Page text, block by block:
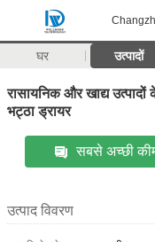
घर उत्पादों
रासायनिक और खाद्य
भट्ठा ड्रायर
सबसे अच्छी
उत्पाद विवरण